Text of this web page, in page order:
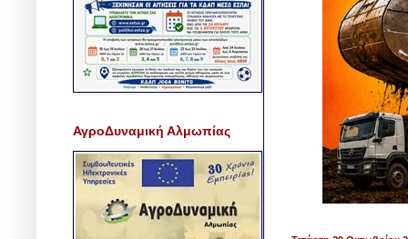
ΑγροΔυναμική Αλμωπίας